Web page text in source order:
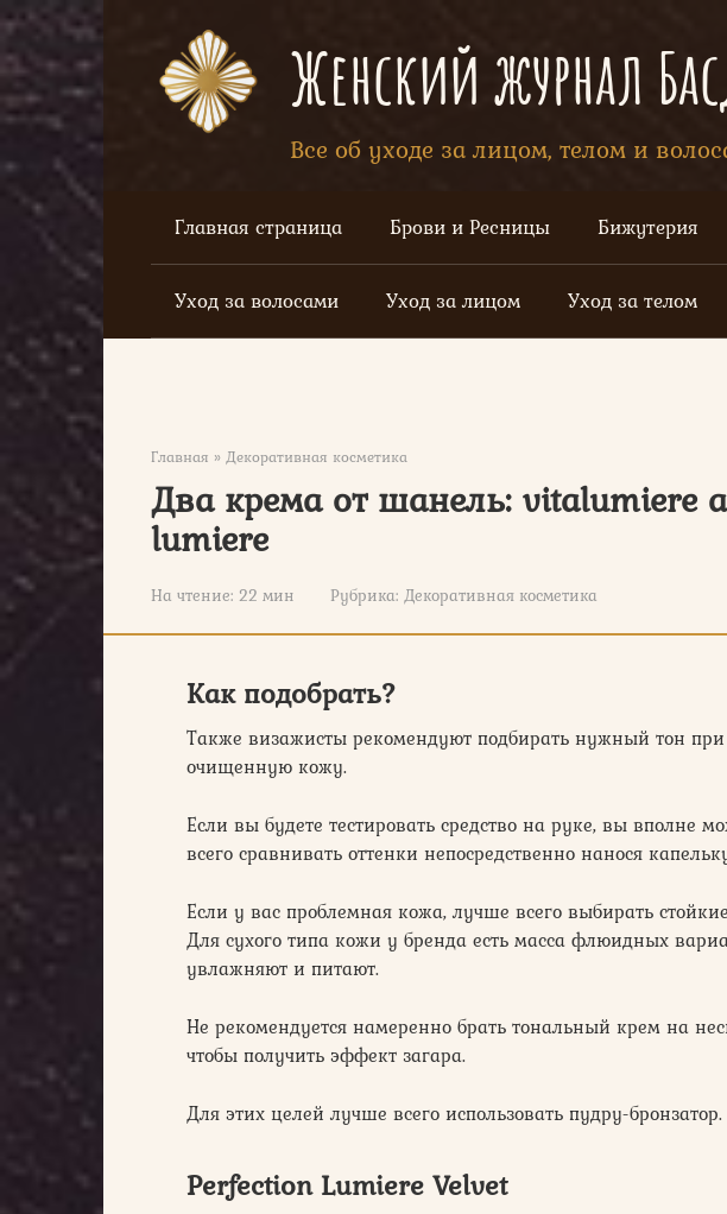
Перейти
к
контенту
Женский журнал
Все об уходе за лицом, телом и
Главная страница Брови и Ресницы Бижутерия
Уход за волосами Уход за лицом Уход за телом
Главная » Декоративная косметика
Два крема от шанель: vitalumiere
lumiere
На чтение: 22 мин Рубрика: Декоративная косметика
Как подобрать?
Также визажисты рекомендуют подбирать нужный тон
очищенную кожу.
Если вы будете тестировать средство на руке, вы вполне
всего сравнивать оттенки непосредственно нанося
Если у вас проблемная кожа, лучше всего выбирать
Для сухого типа кожи у бренда есть масса флюидных
увлажняют и питают.
Не рекомендуется намеренно брать тональный крем на
чтобы получить эффект загара.
Для этих целей лучше всего использовать пудру-бронзатор.
Perfection Lumiere Velvet